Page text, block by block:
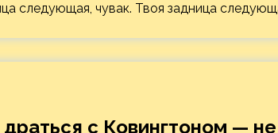
следующая, чувак. Твоя задница
с Ковингтоном —